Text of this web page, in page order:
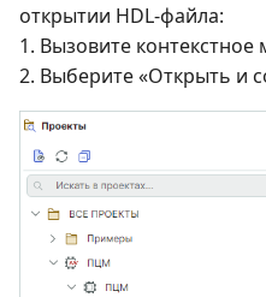
открытии HDL-файла:
1. Вызовите
2. Выберите «Открыть и